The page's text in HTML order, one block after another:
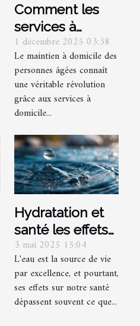
Comment les
services à
domicile
transforment le
quotidien des
seniors ?
1 décembre 2025 03:38
Le maintien à domicile des
personnes âgées connaît
une véritable révolution
grâce aux services à
domicile...
Hydratation et
santé les effets
méconnus de
l'eau sur le bien-
être physique et
mental
3 mai 2025 15:04
L'eau est la source de vie
par excellence, et pourtant,
ses effets sur notre santé
dépassent souvent ce que...